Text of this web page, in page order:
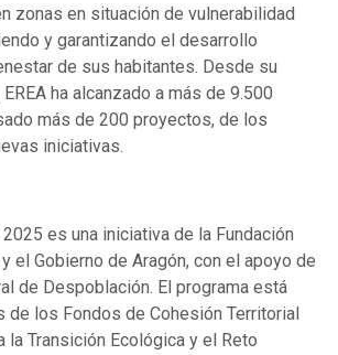
zonas en situación de vulnerabilidad
y garantizando el desarrollo
de sus habitantes. Desde su
ha alcanzado a más de 9.500
más de 200 proyectos, de los
iniciativas.
2025 es una iniciativa de la Fundación
el Gobierno de Aragón, con el apoyo de
de Despoblación. El programa está
de los Fondos de Cohesión Territorial
la Transición Ecológica y el Reto